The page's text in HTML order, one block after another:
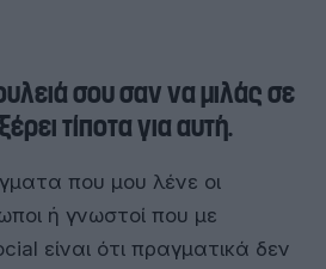
σου σαν να μιλάς σε
τίποτα για αυτή.
που μου λένε οι
ή γνωστοί που με
είναι ότι πραγματικά δεν